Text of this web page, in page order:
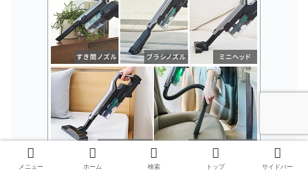
メニュー ホーム 検索 トップ サイドバー